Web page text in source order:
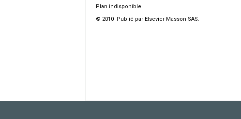
Plan indisponible
© 2010 Publié par Elsevier Masson SAS.